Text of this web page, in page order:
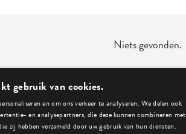
Niets gevonden.
gebruik van cookies.
en om ons verkeer te analyseren. We delen ook
en analysepartners, die deze kunnen combineren met
zij hebben verzameld door uw gebruik van hun diensten.